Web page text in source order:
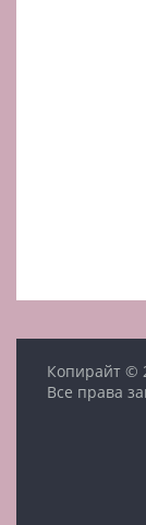
Копирайт ©
Все права